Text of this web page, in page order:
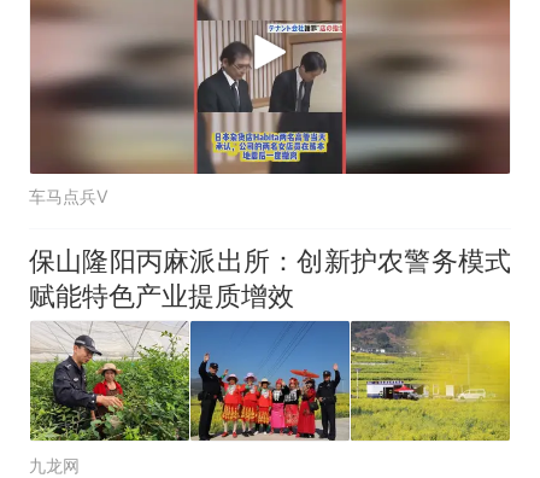
车马点兵V
保山隆阳丙麻派出所：创新护农警务模式
赋能特色产业提质增效
九龙网